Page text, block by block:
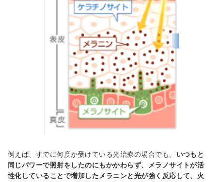
例えば、すでに何度か受けている光治療の場合でも、 いつもと
同じパワーで照射をしたのにもかかわらず、メラノサイトが活
性化していることで増加したメラニンと光が強く反応して、火